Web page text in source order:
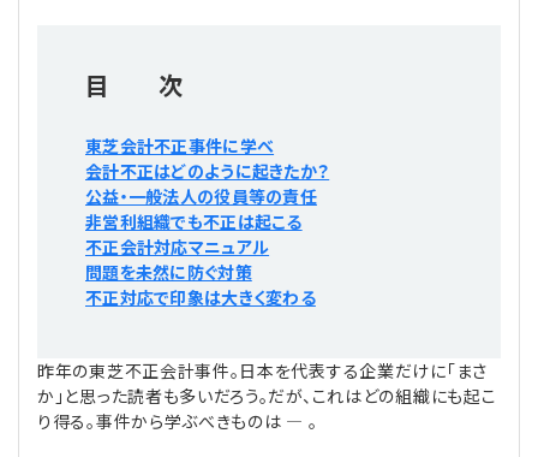
【連載】悩みと向き合う経営学
【連載】非営利法人AtoZei
【連載】労務管理の歩き方
【連載】AI活用のすすめ
【連載】IT実務一問一答
目 次
東芝会計不正事件に学べ
会計不正はどのように起きたか？
公益・一般法人の役員等の責任
非営利組織でも不正は起こる
不正会計対応マニュアル
問題を未然に防ぐ対策
不正対応で印象は大きく変わる
昨年の東芝不正会計事件。日本を代表する企業だけに「まさ
か」と思った読者も多いだろう。だが、これはどの組織にも起こ
り得る。事件から学ぶべきものは ― 。